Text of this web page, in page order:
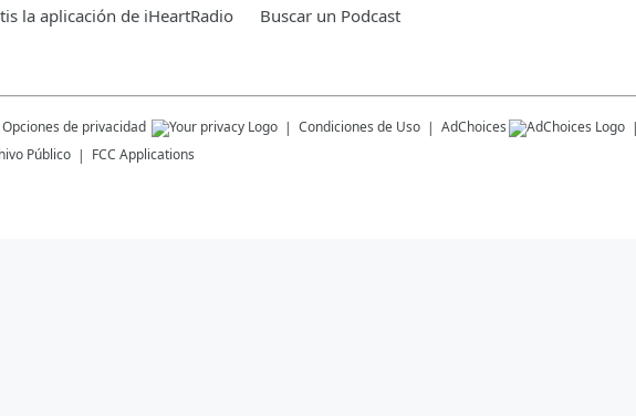
la aplicación de iHeartRadio Buscar un Podcast
Opciones de privacidad Condiciones de Uso AdChoices
Público
FCC Applications